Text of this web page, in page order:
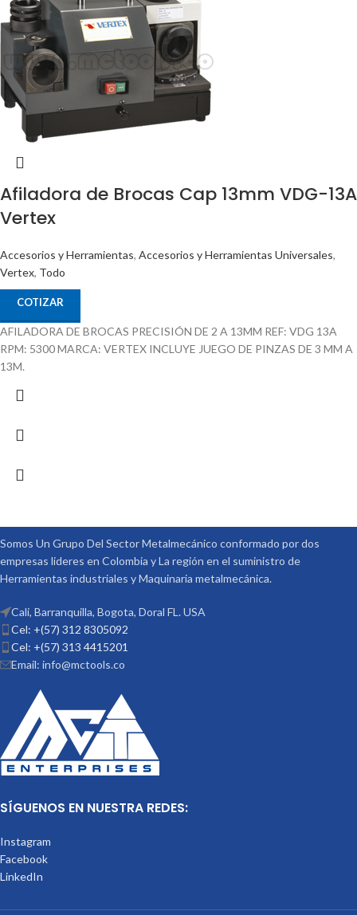
Afiladora de Brocas Cap 13mm VDG-13A
Vertex
Accesorios y Herramientas, Accesorios y Herramientas Universales,
Vertex, Todo
COTIZAR
AFILADORA DE BROCAS PRECISIÓN DE 2 A 13MM REF: VDG 13A
RPM: 5300 MARCA: VERTEX INCLUYE JUEGO DE PINZAS DE 3 MM A
13M.
Somos Un Grupo Del Sector Metalmecánico conformado por dos
empresas lideres en Colombia y La región en el suministro de
Herramientas industriales y Maquinaria metalmecánica.
Cali, Barranquilla, Bogota, Doral FL. USA
Cel: +(57) 312 8305092
Cel: +(57) 313 4415201
Email: info@mctools.co
SÍGUENOS EN NUESTRA REDES:
Instagram
Facebook
LinkedIn